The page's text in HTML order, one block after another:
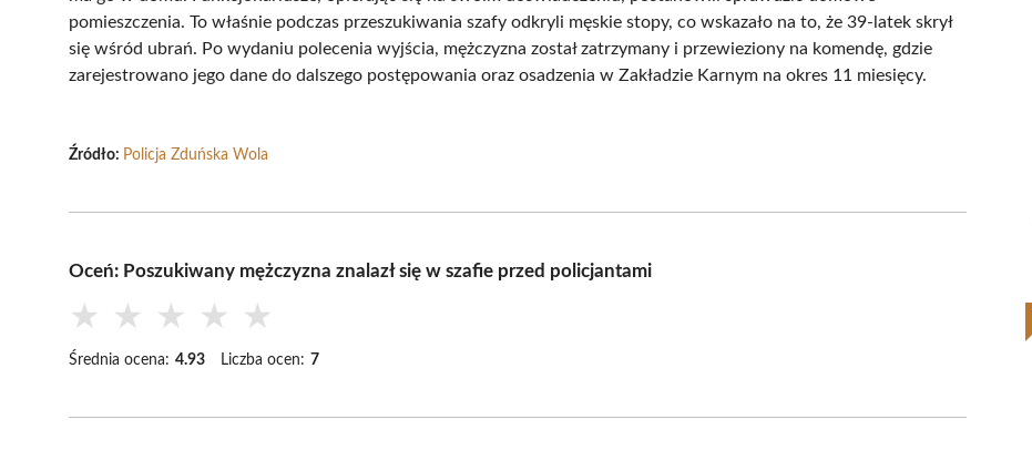
pomieszczenia. To właśnie podczas przeszukiwania szafy odkryli męskie stopy, co wskazało na to, że 39-latek skrył
się wśród ubrań. Po wydaniu polecenia wyjścia, mężczyzna został zatrzymany i przewieziony na komendę, gdzie
zarejestrowano jego dane do dalszego postępowania oraz osadzenia w Zakładzie Karnym na okres 11 miesięcy.
Źródło: Policja Zduńska Wola
Oceń: Poszukiwany mężczyzna znalazł się w szafie przed policjantami
★ ★ ★ ★ ★
Średnia ocena: 4.93 Liczba ocen: 7